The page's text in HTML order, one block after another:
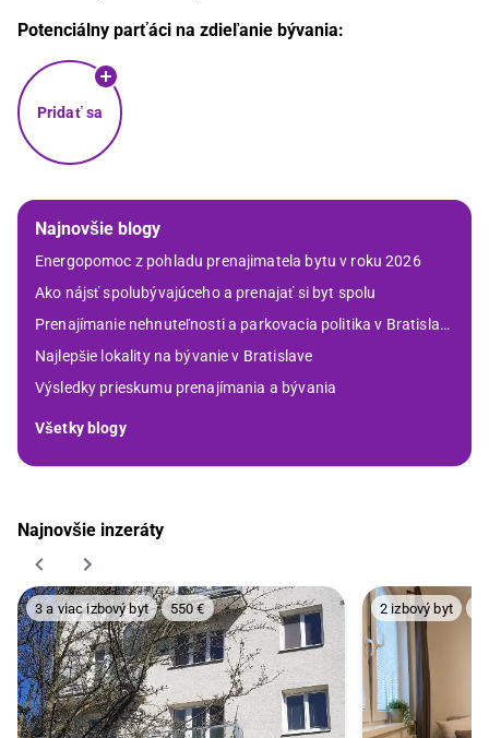
Potenciálny parťáci na zdieľanie bývania:
Pridať sa
Najnovšie blogy
Energopomoc z pohladu prenajimatela bytu v roku 2026
Ako nájsť spolubývajúceho a prenajať si byt spolu
Prenajímanie nehnuteľnosti a parkovacia politika v Bratislave
Najlepšie lokality na bývanie v Bratislave
Výsledky prieskumu prenajímania a bývania
Všetky blogy
Najnovšie inzeráty
3 a viac izbový byt 550 € 2 izbový byt